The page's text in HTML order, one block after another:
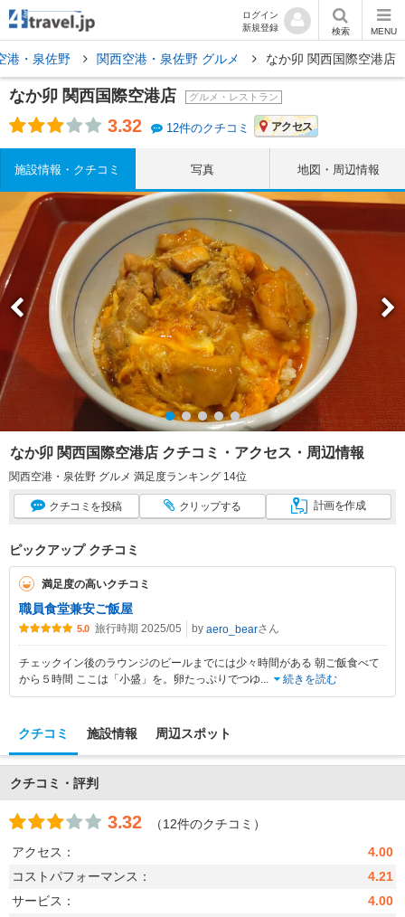
ログイン
新規登録
検索 MENU
港・泉佐野 関西空港・泉佐野 グルメ なか卯 関西国際空港店
なか卯 関西国際空港店 グルメ・レストラン
3.32 12件のクチコミ アクセス
施設情報・クチコミ 写真 地図・周辺情報
なか卯 関西国際空港店 クチコミ・アクセス・周辺情報
関西空港・泉佐野 グルメ 満足度ランキング 14位
クチコミ を投稿 クリップする 計画を作成
ピックアップ クチコミ
満足度の高いクチコミ
職員食堂兼安ご飯屋
5.0 旅行時期 2025/05 by aero_bearさん
チェックイン後のラウンジのビールまでには少々時間がある 朝ご飯食べて
から５時間 ここは「小盛」を。卵たっぷりでつゆ... 続きを読む
クチコミ 施設情報 周辺スポット
クチコミ・評判
3.32
（12件のクチコミ）
アクセス：
4.00
コストパフォーマンス：
4.21
サービス：
4.00